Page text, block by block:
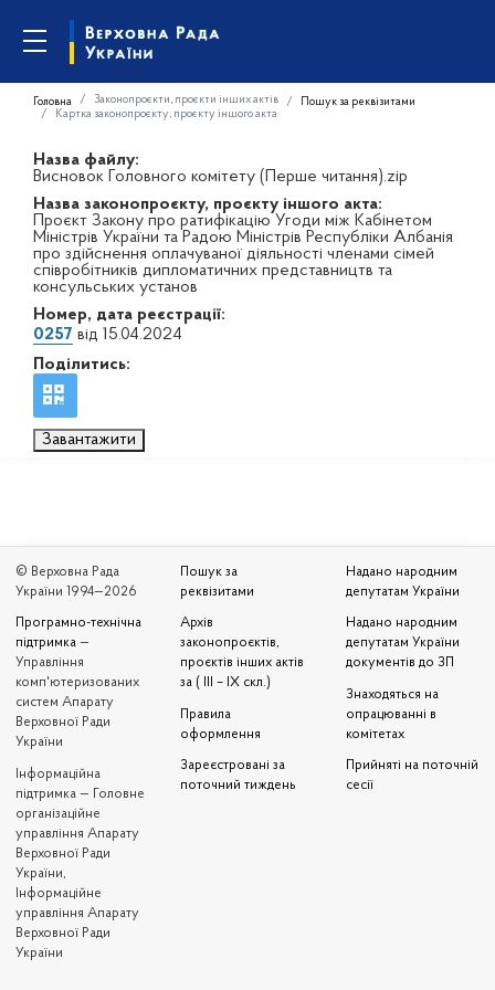
Головна Законопроєкти, проєкти інших актів
Пошук за реквізитами
Картка законопроєкту, проєкту іншого акта
Назва файлу:
Висновок Головного комітету (Перше читання).zip
Назва законопроєкту, проєкту іншого акта:
Проєкт Закону про ратифікацію Угоди між Кабінетом
Міністрів України та Радою Міністрів Республіки Албанія
про здійснення оплачуваної діяльності членами сімей
співробітників дипломатичних представництв та
консульських установ
Номер, дата реєстрації:
0257 від 15.04.2024
Поділитись:
Завантажити
© Верховна Рада
України 1994—2026
Програмно-технічна
підтримка —
Управління
комп'ютеризованих
систем Апарату
Верховної Ради
України
Iнформаційна
підтримка — Головне
організаційне
управління Апарату
Верховної Ради
України,
Інформаційне
управління Апарату
Верховної Ради
України
Пошук за
реквізитами
Архів
законопроєктів,
проєктів інших актів
за ( III – IX скл.)
Правила
оформлення
Зареєстровані за
поточний тиждень
Надано народним
депутатам України
Надано народним
депутатам України
документів до ЗП
Знаходяться на
опрацюванні в
комітетах
Прийняті на поточній
сесії